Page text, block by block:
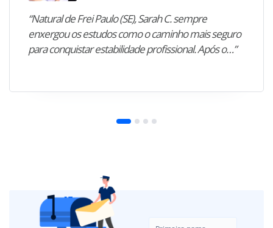
“Natural de Frei Paulo (SE), Sarah C. sempre
enxergou os estudos como o caminho mais seguro
para conquistar estabilidade profissional. Após o…”